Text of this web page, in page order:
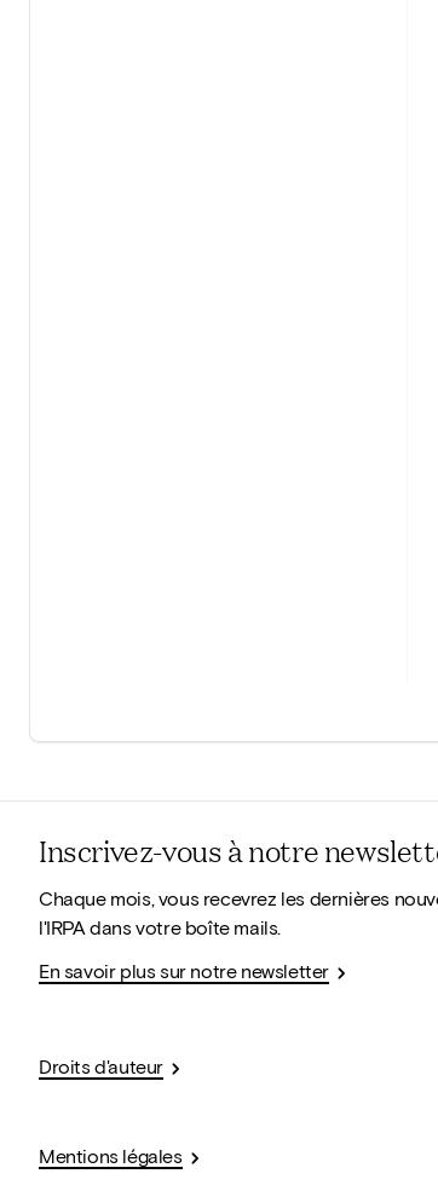
Inscrivez-vous à notre
Chaque mois, vous recevrez les dernières
l'IRPA dans votre boîte mails.
En savoir plus sur notre newsletter
Droits d'auteur
Mentions légales